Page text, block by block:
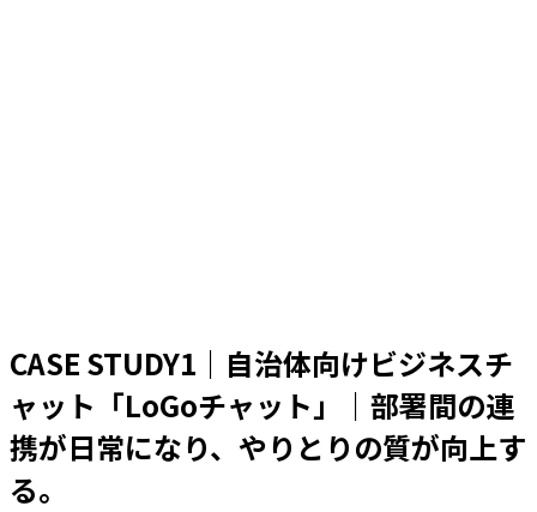
CASE STUDY1｜自治体向けビジネスチ
ャット「LoGoチャット」｜部署間の連
携が日常になり、やりとりの質が向上す
る。